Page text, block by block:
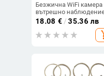
Безжична WiFi камера
вътрешно
широк ъгъл на
1080p, нощно виждане,
управление през
мобилното
18.08 € /35.36 лв